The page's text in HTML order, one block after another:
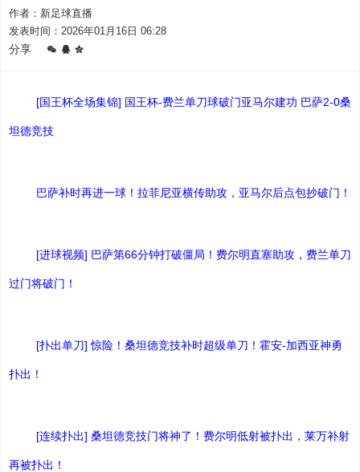
作者：新足球直播
发表时间：2026年01月16日 06:28
分享
[国王杯全场集锦] 国王杯-费兰单刀球破门亚马尔建功 巴萨2-0桑
坦德竞技
巴萨补时再进一球！拉菲尼亚横传助攻，亚马尔后点包抄破门！
[进球视频] 巴萨第66分钟打破僵局！费尔明直塞助攻，费兰单刀
过门将破门！
[扑出单刀] 惊险！桑坦德竞技补时超级单刀！霍安-加西亚神勇
扑出！
[连续扑出] 桑坦德竞技门将神了！费尔明低射被扑出，莱万补射
再被扑出！